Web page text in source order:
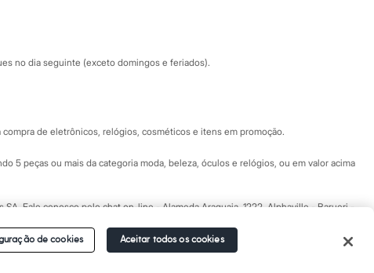
no dia seguinte (exceto domingos e feriados).
de eletrônicos, relógios, cosméticos e itens em promoção.
5 peças ou mais da categoria moda, beleza, óculos e relógios, ou em valor acima
SA. Fale conosco pelochat on-line- Alameda Araguaia, 1222, Alphaville - Barueri -
de cookies Aceitar todos os cookies